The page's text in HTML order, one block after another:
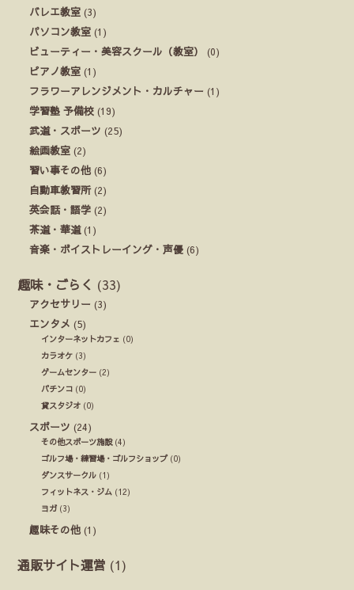
バレエ教室 (3)
パソコン教室 (1)
ビューティー・美容スクール（教室）
(0)
ピアノ教室 (1)
フラワーアレンジメント・カルチャー (1)
学習塾 予備校 (19)
武道・スポーツ (25)
絵画教室 (2)
習い事その他 (6)
自動車教習所(2)
英会話・語学 (2)
茶道・華道(1)
音楽・ボイストレーイング・声優 (6)
趣味・ごらく (33)
アクセサリー (3)
エンタメ (5)
インターネットカフェ (0)
カラオケ (3)
ゲームセンター (2)
パチンコ (0)
貸スタジオ (0)
スポーツ (24)
その他スポーツ施設(4)
ゴルフ場・練習場・ゴルフショップ(0)
ダンスサークル (1)
フィットネス・ジム (12)
ヨガ (3)
趣味その他 (1)
通販サイト運営 (1)